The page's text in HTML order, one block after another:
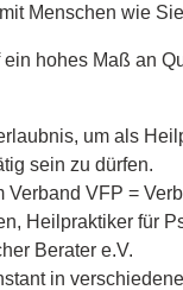
Menschen wie
hohes Maß an
um als
sein zu dürfen.
Verband VFP =
Heilpraktiker für
Berater e.V.
in